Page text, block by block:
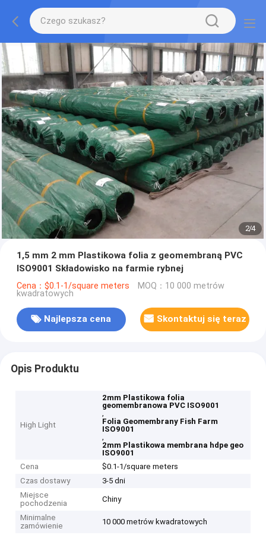
2/4
1,5 mm 2 mm Plastikowa folia z geomembraną PVC
ISO9001 Składowisko na farmie rybnej
Cena：$0.1-1/square meters MOQ：10 000 metrów
kwadratowych
Najlepsza cena Skontaktuj się teraz
Opis Produktu
High Light
2mm Plastikowa folia
geomembranowa PVC ISO9001
,
Folia Geomembrany Fish Farm
ISO9001
,
2mm Plastikowa membrana hdpe geo
ISO9001
Cena
$0.1-1/square meters
Czas dostawy
3-5 dni
Miejsce
pochodzenia
Chiny
Minimalne
zamówienie
10 000 metrów kwadratowych